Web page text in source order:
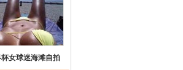
女球迷海滩自拍